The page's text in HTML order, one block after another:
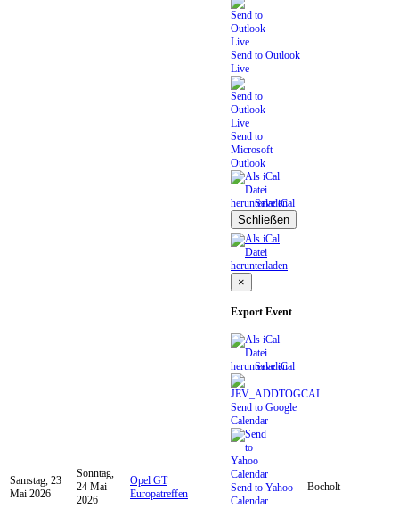
Send to Outlook
Live
Send to
Microsoft
Outlook
Save iCal
Schließen
Samstag, 23
Mai 2026
Sonntag,
24 Mai
2026
Opel GT
Europatreffen
×
Export Event
Save iCal
Send to Google
Calendar
Send to Yahoo
Calendar
Bocholt